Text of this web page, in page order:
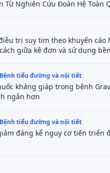
Từ Nghiên Cứu Đoàn Hệ Toàn
trị suy tim theo khuyến cáo
giữa kê đơn và sử dụng
tiểu đường và nội tiết
kháng giáp trong bệnh
ngắn hơn
tiểu đường và nội tiết
đáng kể nguy cơ tiến triển